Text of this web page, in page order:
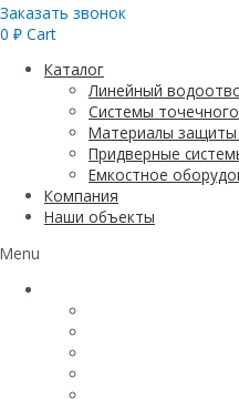
Заказать звонок
0 ₽ Cart
Каталог
Линейный
Системы
Материалы защиты
Придверные
Емкостное
Компания
Наши объекты
Menu